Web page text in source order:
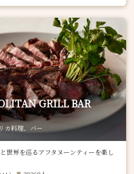
GRILL BAR
カ料理、バー
世界を巡るアフタヌーンティーを楽し